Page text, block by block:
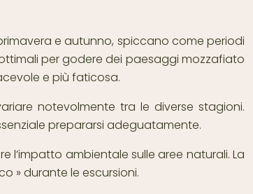
e autunno, spiccano come periodi
per godere dei paesaggi mozzafiato
e più faticosa.
notevolmente tra le diverse stagioni.
prepararsi adeguatamente.
l’impatto ambientale sulle aree naturali. La
» durante le escursioni.